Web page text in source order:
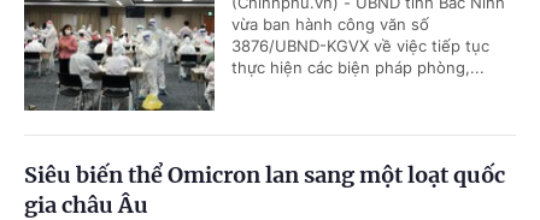
vừa ban hành công văn số
3876/UBND-KGVX về việc tiếp tục
thực hiện các biện pháp phòng,...
Siêu biến thể Omicron lan sang một loạt quốc
gia châu Âu